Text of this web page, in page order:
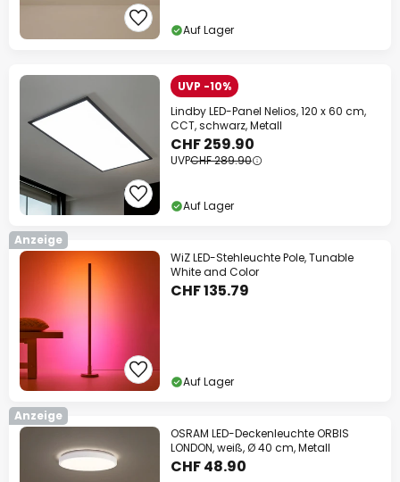
Auf Lager
UVP -10%
Lindby LED-Panel Nelios, 120 x 60 cm,
CCT, schwarz, Metall
CHF 259.90
UVPCHF 289.90
Auf Lager
Anzeige
WiZ LED-Stehleuchte Pole, Tunable
White and Color
CHF 135.79
Auf Lager
Anzeige
OSRAM LED-Deckenleuchte ORBIS
LONDON, weiß, Ø 40 cm, Metall
CHF 48.90